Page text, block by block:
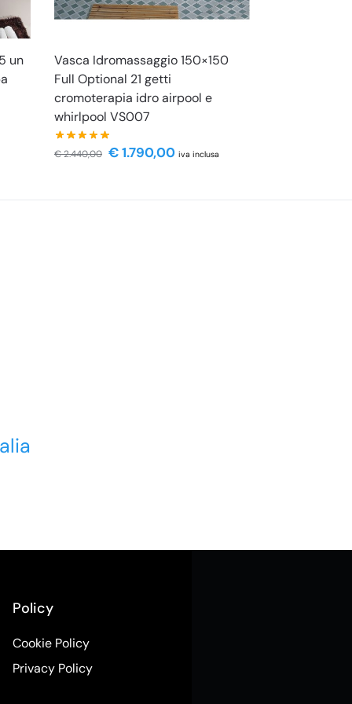
un
Vasca Idromassaggio 150×150
Full Optional 21 getti
cromoterapia idro airpool e
whirlpool VS007
€2.440,00 €1.790,00 iva inclusa
Policy
Cookie Policy
Privacy Policy